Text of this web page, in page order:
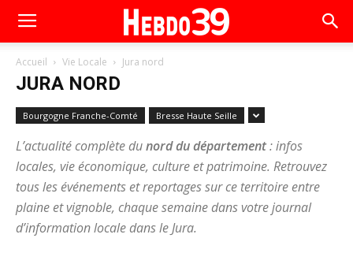
Accueil Vie Locale Jura nord
JURA NORD
Bourgogne Franche-Comté Bresse Haute Seille
L’actualité complète dunord du département: infos
locales, vie économique, culture et patrimoine. Retrouvez
tous les événements et reportages sur ce territoire entre
plaine et vignoble, chaque semaine dans votre journal
d’information locale dans le Jura.